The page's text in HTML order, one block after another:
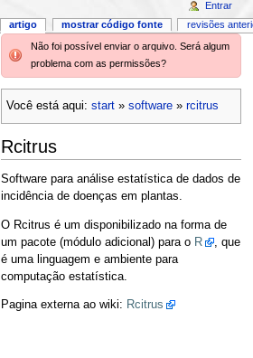
Não foi possível enviar o arquivo. Será algum
problema com as permissões?
Você está aqui: start» software» rcitrus
Rcitrus
Software para análise estatística de dados de
incidência de doenças em plantas.
O Rcitrus é um disponibilizado na forma de
um pacote (módulo adicional) para o R
, que
é uma linguagem e ambiente para
computação estatística.
Pagina externa ao wiki: Rcitrus
artigo mostrar código fonte revisões
Entrar